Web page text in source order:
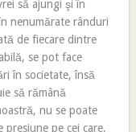
să ajungi şi în
nenumărate rânduri
de fiecare dintre
se pot face
în societate, însă
să rămână
nu se poate
presiune pe cei care,